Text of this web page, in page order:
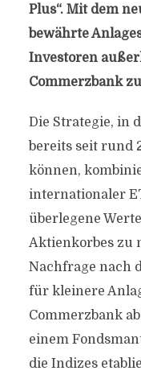
Plus“. Mit dem
bewährte
Investoren
Commerzbank
Die Strategie, in
bereits seit rund
können,
internationaler
überlegene
Aktienkorbes zu
Nachfrage nach
für kleinere
Commerzbank
einem
die Indizes